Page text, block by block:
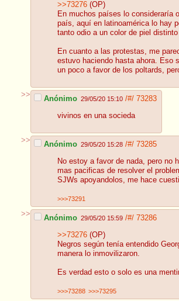
>>73276 (OP)
En muchos países lo consideraría
país, aquí en latinoamérica lo hay
tanto odio a un color de piel
En cuanto a las protestas, me
estuvo haciendo hasta ahora. Eso
un poco a favor de los poltards,
>> Anónimo 29/05/20 15:10 /#/ 73283
vivinos en una socieda
>> Anónimo 29/05/20 15:28 /#/ 73285
No estoy a favor de nada, pero no
mas pacificas de resolver el
SJWs apoyandolos, me hace
>>>73291
>> Anónimo 29/05/20 15:59 /#/ 73286
>>73276 (OP)
Negros según tenía entendido
manera lo inmovilizaron.
Es verdad esto o solo es una
>>>73288 >>>73295